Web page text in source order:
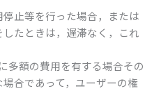
止等を行った場合，または
たときは，遅滞なく，これ
多額の費用を有する場合その
合であって，ユーザーの権